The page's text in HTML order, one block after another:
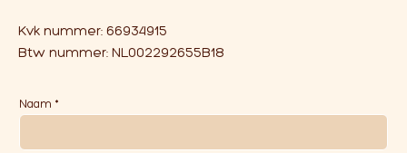
Wollen hoeslakens
Huidverzorging
Kvk nummer: 66934915
Btw nummer: NL002292655B18
f
a
Naam *